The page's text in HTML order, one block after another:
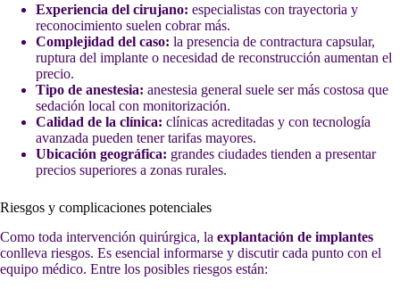
Experiencia del cirujano: especialistas con trayectoria y
reconocimiento suelen cobrar más.
Complejidad del caso: la presencia de contractura capsular,
ruptura del implante o necesidad de reconstrucción aumentan el
precio.
Tipo de anestesia: anestesia general suele ser más costosa que
sedación local con monitorización.
Calidad de la clínica: clínicas acreditadas y con tecnología
avanzada pueden tener tarifas mayores.
Ubicación geográfica: grandes ciudades tienden a presentar
precios superiores a zonas rurales.
Riesgos y complicaciones potenciales
Como toda intervención quirúrgica, la explantación de implantes
conlleva riesgos. Es esencial informarse y discutir cada punto con el
equipo médico. Entre los posibles riesgos están: